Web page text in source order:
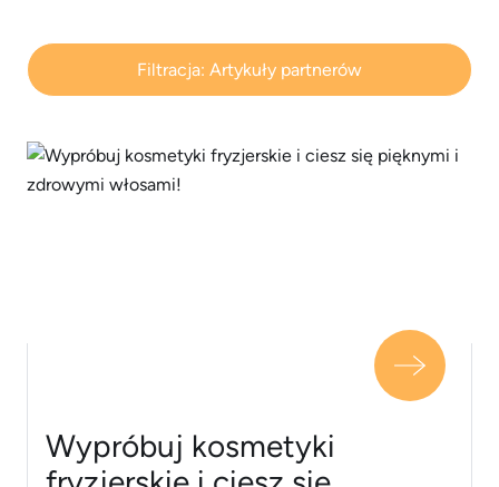
Filtracja: Artykuły partnerów
Wypróbuj kosmetyki